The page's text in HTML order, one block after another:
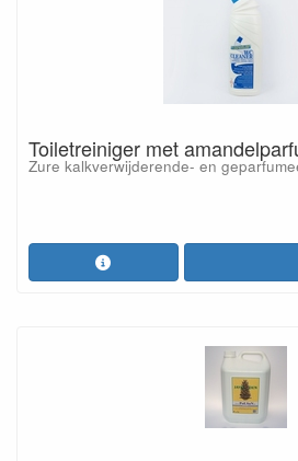
Toiletreiniger met
Zure kalkverwijderende- en